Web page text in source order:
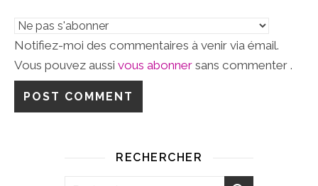
Notifiez-moi des commentaires à venir via émail.
Vous pouvez aussi vous abonner sans commenter .
RECHERCHER